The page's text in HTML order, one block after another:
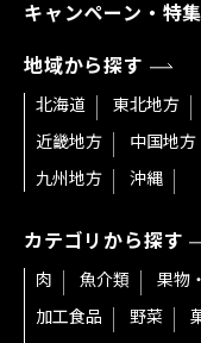
キャンペーン・特集
地域から探す
北海道 東北地方
近畿地方
中国地方
九州地方
沖縄
カテゴリから探す
肉 魚介類 果物
加工食品
野菜